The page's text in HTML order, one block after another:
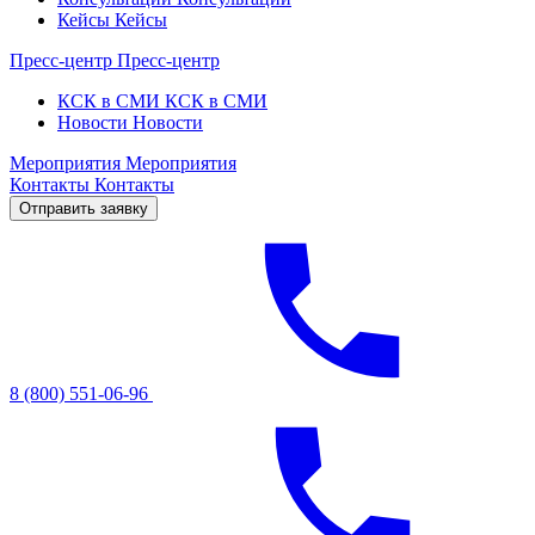
Кейсы Кейсы
Пресс-центр Пресс-центр
КСК в СМИ КСК в СМИ
Новости Новости
Мероприятия Мероприятия
Контакты Контакты
Отправить заявку
8 (800) 551-06-96